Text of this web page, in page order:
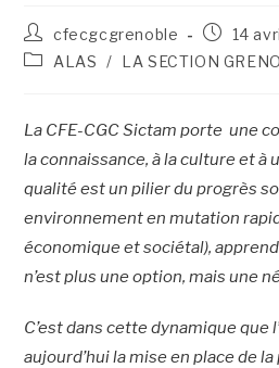
cfecgcgrenoble
14
ALAS / LA SECTION
La CFE-CGC Sictam porte une
la connaissance, à la culture et à
qualité est un pilier du progrès
environnement en mutation
économique et sociétal),
n’est plus une option, mais une
C’est dans cette dynamique que
aujourd’hui la mise en place de